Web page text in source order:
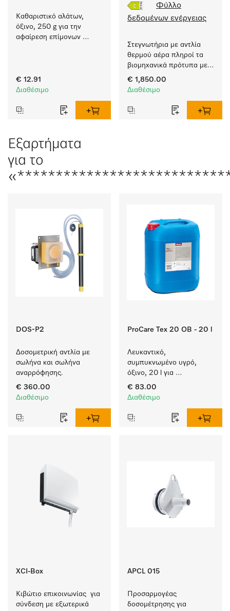
Καθαριστικό αλάτων,
όξινο, 250 g για την
αφαίρεση επίμονων
€ 12.91
Διαθέσιμο
Φύλλο
δεδομένων ενέργειας
Στεγνωτήρια με αντλία
θερμού αέρα πληροί τα
βιομηχανικά πρότυπα με
απλή και ευέλικτη
εγκατάσταση χωρίς
€ 1,850.00
Διαθέσιμο
Εξαρτήματα
για το
DOS-P2
Δοσομετρική αντλία με
σωλήνα και σωλήνα
αναρρόφησης.
€ 360.00
Διαθέσιμο
ProCare Tex 20 OB - 20 l
Λευκαντικό,
συμπυκνωμένο υγρό,
όξινο, 20 l για
αποτελεσματική
αφαίρεση επίμονων
€ 83.00
Διαθέσιμο
XCI-Box
Κιβώτιο επικοινωνίας  για
σύνδεση με εξωτερικά
APCL 015
Προσαρμογέας
δοσομέτρησης για